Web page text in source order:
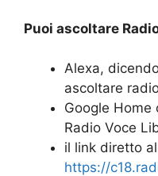
Puoi ascoltare
Alexa,
ascoltare
Google Home
Radio Voce
il link diretto
https://